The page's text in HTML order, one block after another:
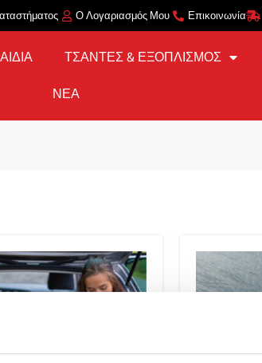
Ο Λογαριασμός Μου Επικοινωνία
ΤΣΑΝΤΕΣ & ΕΞΟΠΛΙΣΜΟΣ
ΝΕΑ